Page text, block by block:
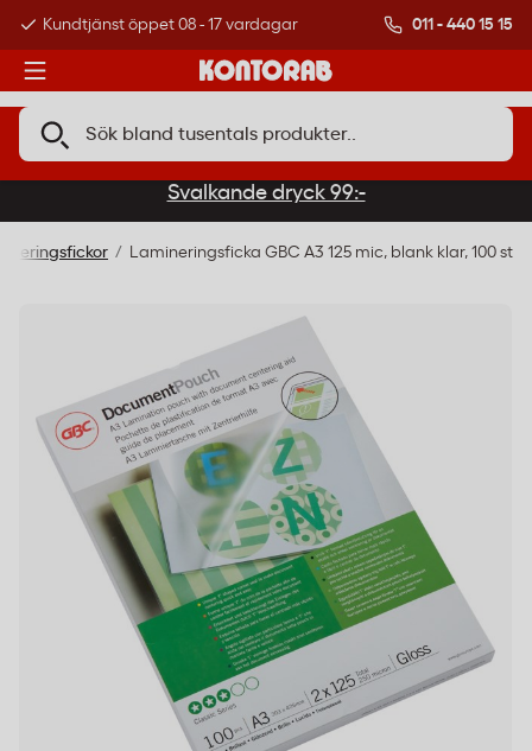
Kundtjänst öppet 08 - 17 vardagar Över 500 000
011 - 440 15 15
Svalkande dryck 99:-
Lamineringsficka GBC A3 125 mic, blank klar, 100 st